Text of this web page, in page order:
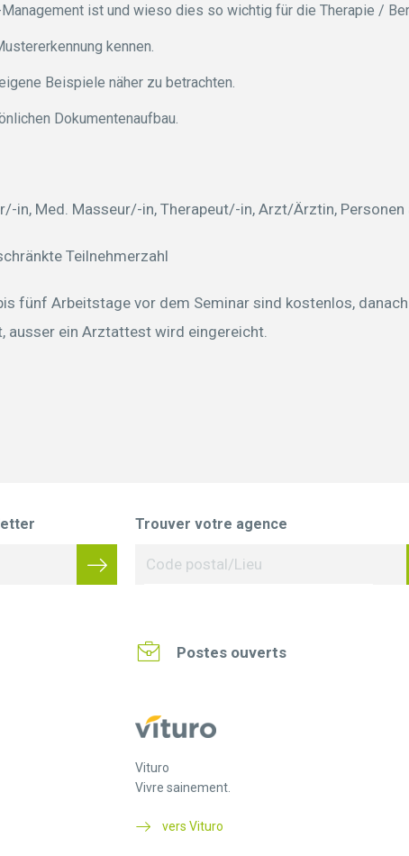
ist und wieso dies so wichtig für die Therapie /
kennen.
Beispiele näher zu betrachten.
Dokumentenaufbau.
in, Med. Masseur/-in, Therapeut/-in, Arzt/Ärztin,
Teilnehmerzahl
fünf Arbeitstage vor dem Seminar sind kostenlos,
ausser ein Arztattest wird eingereicht.
Trouver votre agence
Postes ouverts
Vituro
Vivre sainement.
vers Vituro